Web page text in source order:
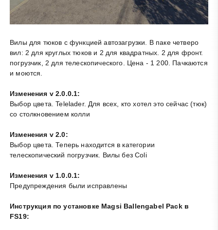
Вилы для тюков с функцией автозагрузки. В паке четверо
вил: 2 для круглых тюков и 2 для квадратных. 2 для фронт.
погрузчик, 2 для телескопического. Цена - 1 200. Пачкаются
и моются.
Изменения v 2.0.0.1:
Выбор цвета. Telelader. Для всех, кто хотел это сейчас (тюк)
со столкновением колли
Изменения v 2.0:
Выбор цвета. Теперь находится в категории
телескопический погрузчик. Вилы без Coli
Изменения v 1.0.0.1:
Предупреждения были исправлены
Инструкция по установке Magsi Ballengabel Pack в
FS19: